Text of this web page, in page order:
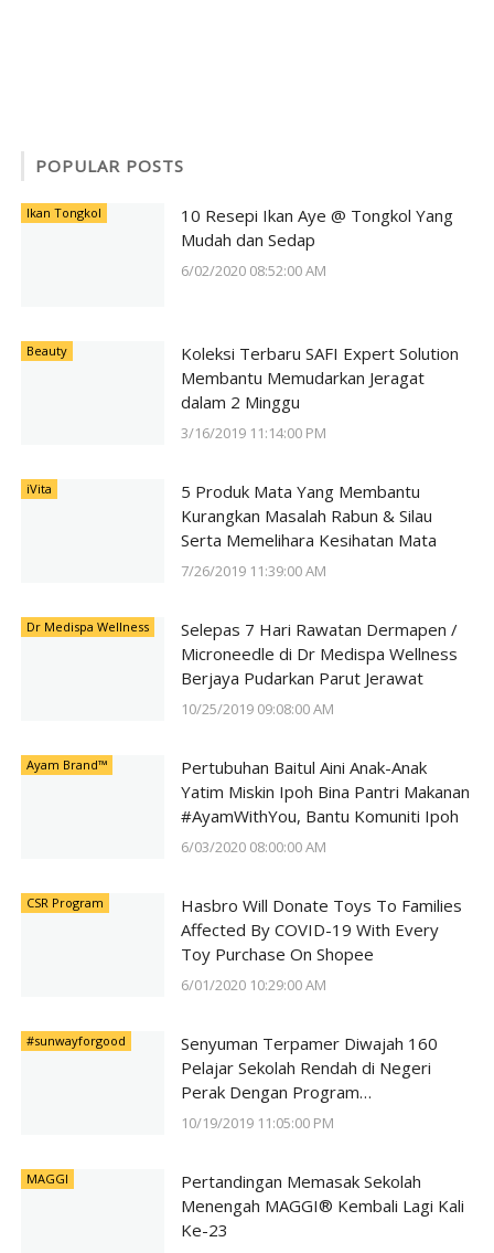
POPULAR POSTS
Ikan Tongkol
10 Resepi Ikan Aye @ Tongkol Yang
Mudah dan Sedap
6/02/2020 08:52:00 AM
Beauty
Koleksi Terbaru SAFI Expert Solution
Membantu Memudarkan Jeragat
dalam 2 Minggu
3/16/2019 11:14:00 PM
iVita
5 Produk Mata Yang Membantu
Kurangkan Masalah Rabun & Silau
Serta Memelihara Kesihatan Mata
7/26/2019 11:39:00 AM
Dr Medispa Wellness
Selepas 7 Hari Rawatan Dermapen /
Microneedle di Dr Medispa Wellness
Berjaya Pudarkan Parut Jerawat
10/25/2019 09:08:00 AM
Ayam Brand™
Pertubuhan Baitul Aini Anak-Anak
Yatim Miskin Ipoh Bina Pantri Makanan
#AyamWithYou, Bantu Komuniti Ipoh
6/03/2020 08:00:00 AM
CSR Program
Hasbro Will Donate Toys To Families
Affected By COVID-19 With Every
Toy Purchase On Shopee
6/01/2020 10:29:00 AM
#sunwayforgood
Senyuman Terpamer Diwajah 160
Pelajar Sekolah Rendah di Negeri
Perak Dengan Program
#SunwayForGood Deepavali Cheer di
10/19/2019 11:05:00 PM
MAGGI
Pertandingan Memasak Sekolah
Menengah MAGGI® Kembali Lagi Kali
Ke-23